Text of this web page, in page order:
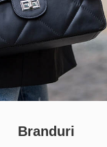
Branduri